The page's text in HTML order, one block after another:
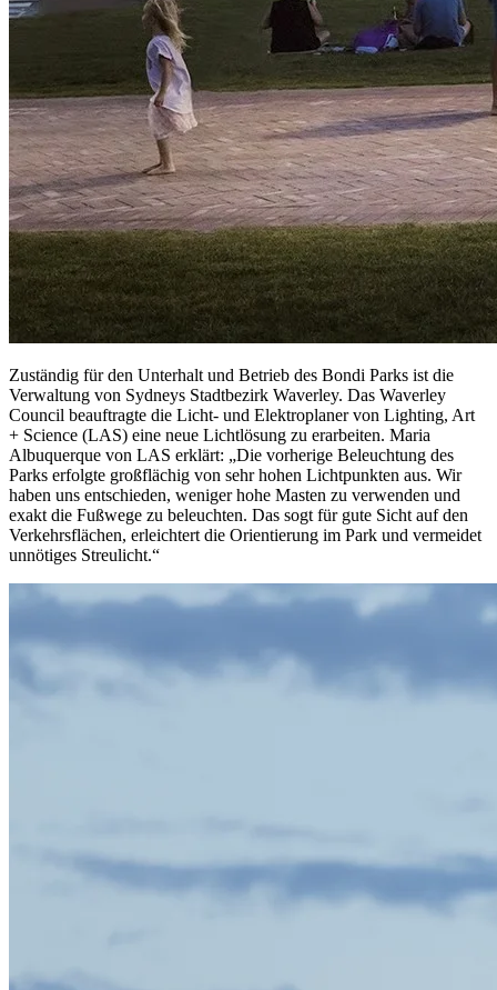
Zuständig für den Unterhalt und Betrieb des Bondi Parks ist die
Verwaltung von Sydneys Stadtbezirk Waverley. Das Waverley
Council beauftragte die Licht- und Elektroplaner von Lighting, Art
+ Science (LAS) eine neue Lichtlösung zu erarbeiten. Maria
Albuquerque von LAS erklärt: „Die vorherige Beleuchtung des
Parks erfolgte großflächig von sehr hohen Lichtpunkten aus. Wir
haben uns entschieden, weniger hohe Masten zu verwenden und
exakt die Fußwege zu beleuchten. Das sogt für gute Sicht auf den
Verkehrsflächen, erleichtert die Orientierung im Park und vermeidet
unnötiges Streulicht.“